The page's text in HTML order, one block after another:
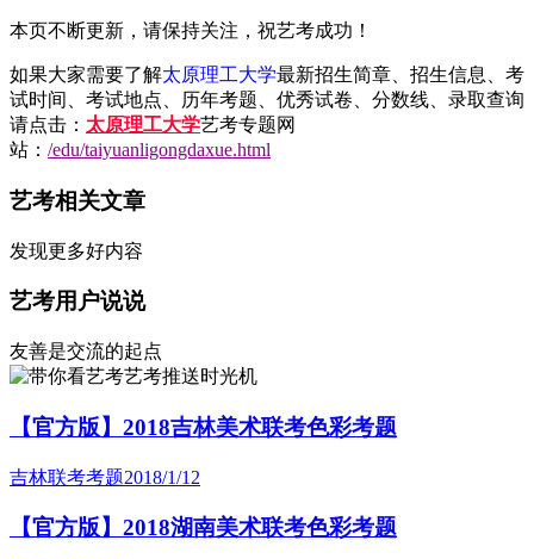
本页不断更新，请保持关注，祝艺考成功！
如果大家需要了解太原理工大学最新招生简章、招生信息、考
试时间、考试地点、历年考题、优秀试卷、分数线、录取查询
请点击： 太原理工大学艺考专题网
站： /edu/taiyuanligongdaxue.html
艺考相关文章
发现更多好内容
艺考用户说说
友善是交流的起点
艺考推送时光机
【官方版】2018吉林美术联考色彩考题
吉林联考考题2018/1/12
【官方版】2018湖南美术联考色彩考题